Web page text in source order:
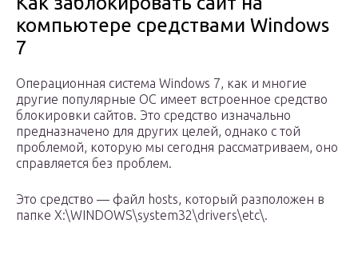
компьютере средствами Windows
7
Операционная система Windows 7, как и многие
другие популярные ОС имеет встроенное средство
блокировки сайтов. Это средство изначально
предназначено для других целей, однако с той
проблемой, которую мы сегодня рассматриваем, оно
справляется без проблем.
Это средство — файл hosts, который разположен в
папке X:\WINDOWS\system32\drivers\etc\.